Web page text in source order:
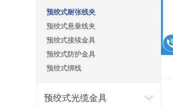
预绞式耐张线夹
预绞式悬垂线夹
预绞式接续金具
预绞式防护金具
预绞式绑线
预绞式光缆金具